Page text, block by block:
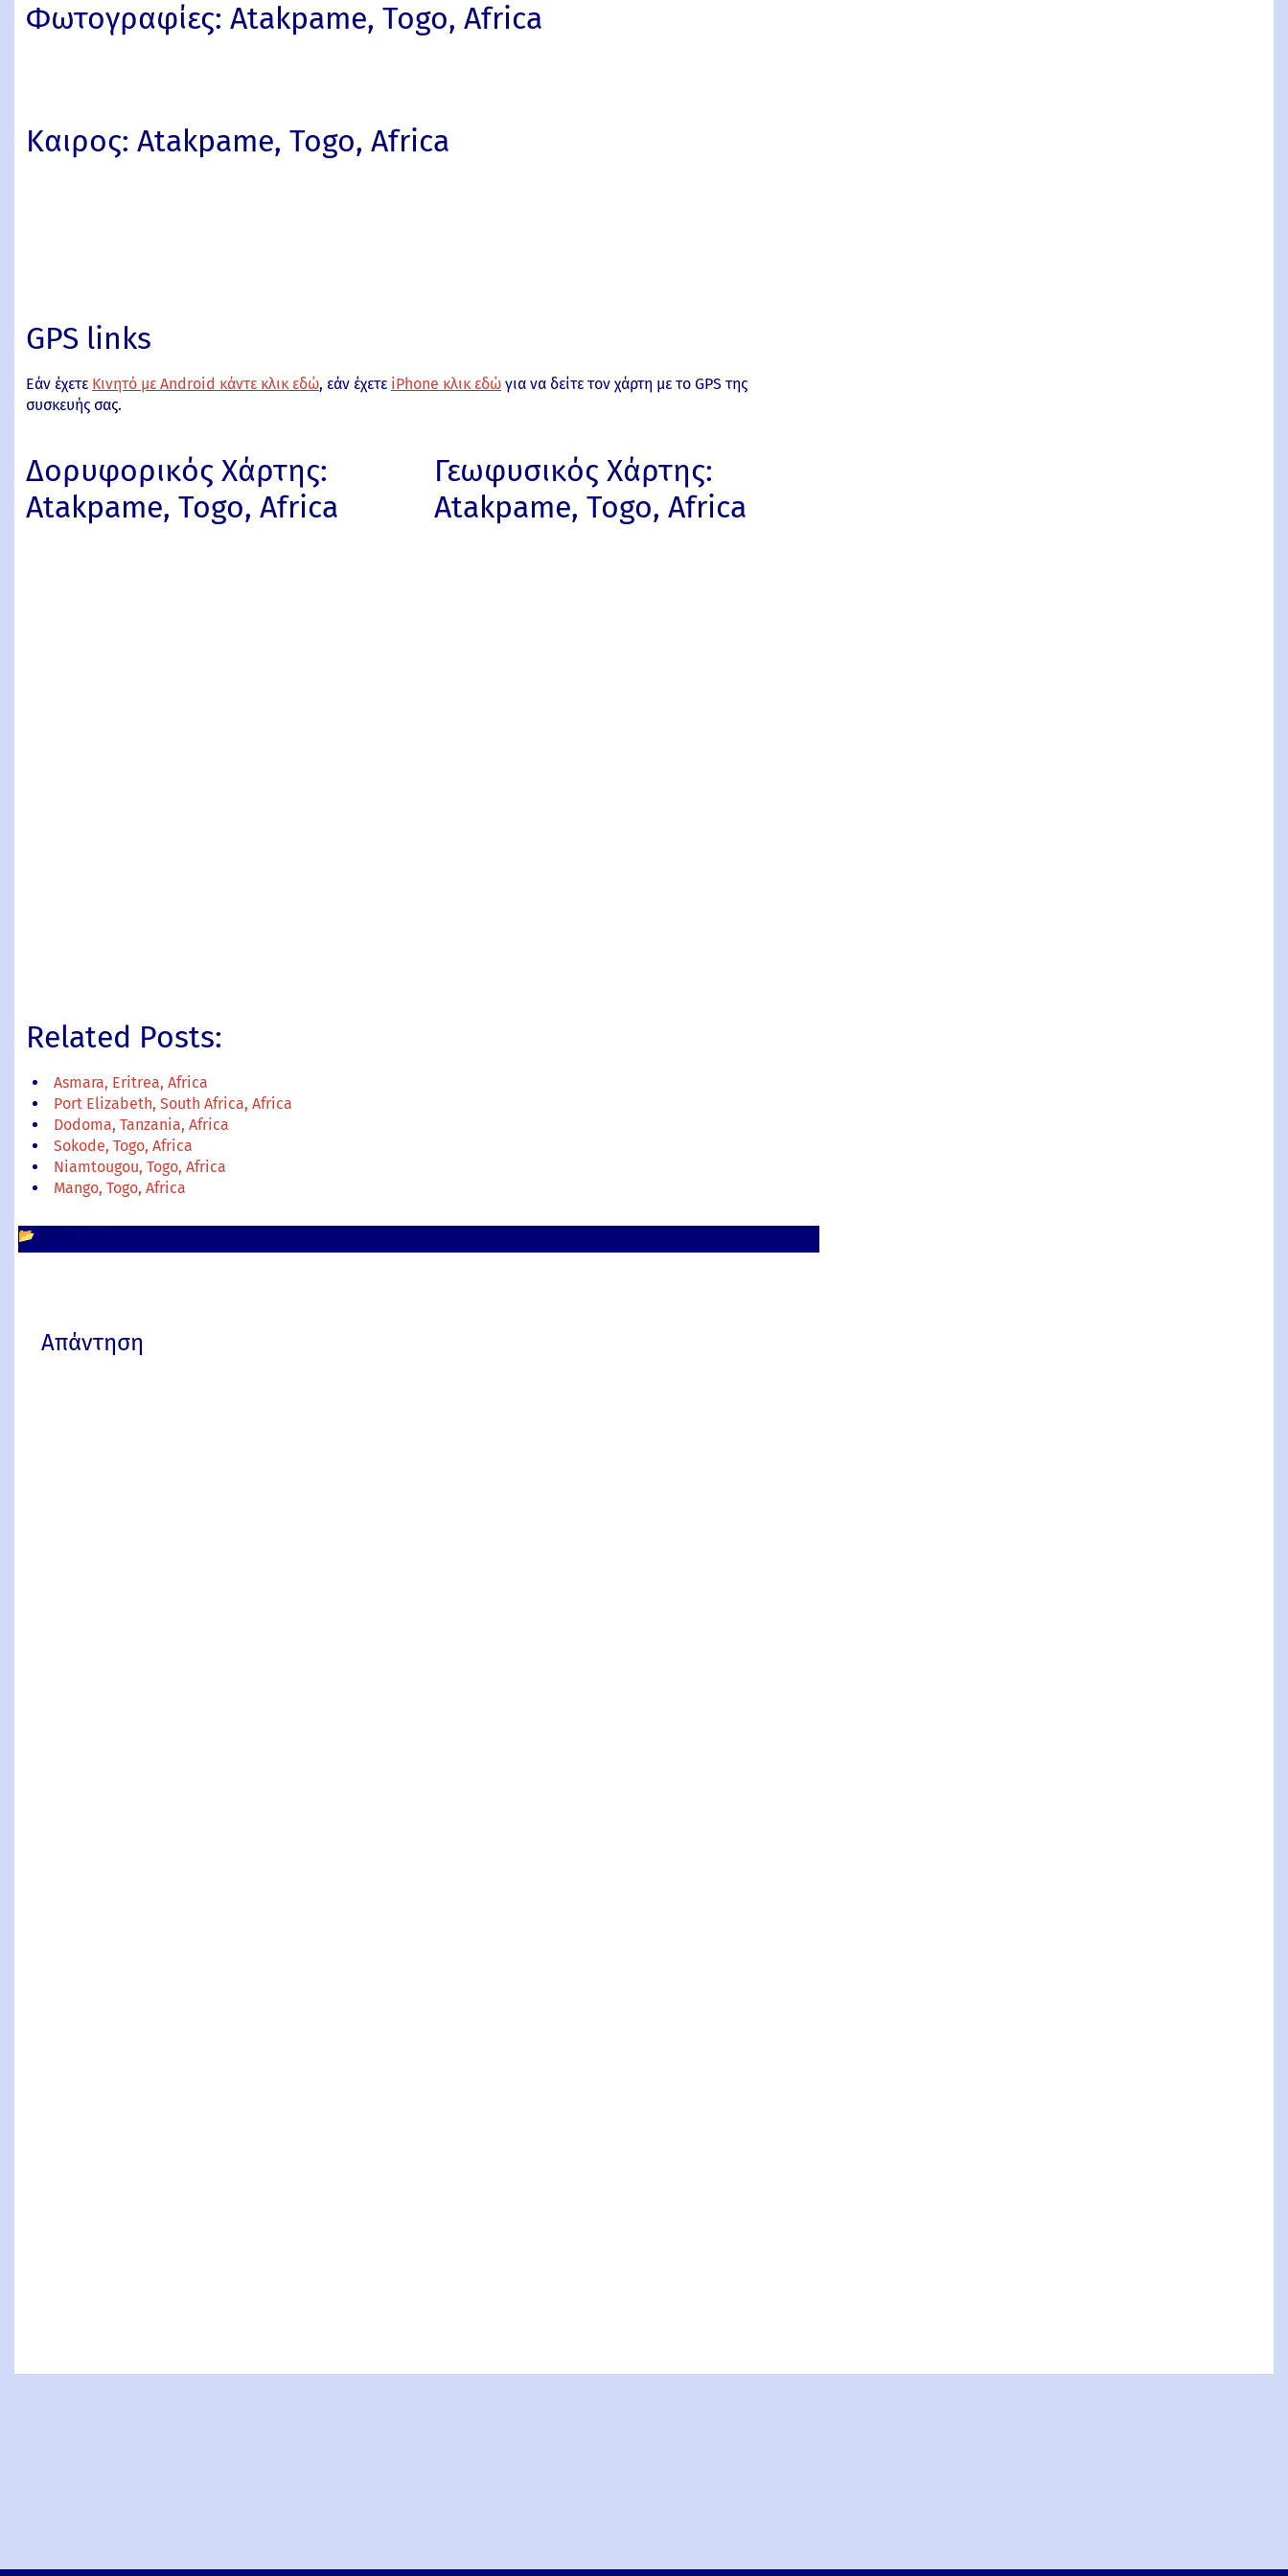
Φωτογραφίες: Atakpame, Togo, Africa
Καιρος: Atakpame, Togo, Africa
GPS links
Εάν έχετε Κινητό με Android κάντε κλικ εδώ, εάν έχετε iPhone κλικ εδώ για να δείτε τον χάρτη με το GPS της
συσκευής σας.
Δορυφορικός Χάρτης:
Atakpame, Togo, Africa
Γεωφυσικός Χάρτης:
Atakpame, Togo, Africa
Related Posts:
Asmara, Eritrea, Africa
Port Elizabeth, South Africa, Africa
Dodoma, Tanzania, Africa
Sokode, Togo, Africa
Niamtougou, Togo, Africa
Mango, Togo, Africa
📂
Απάντηση